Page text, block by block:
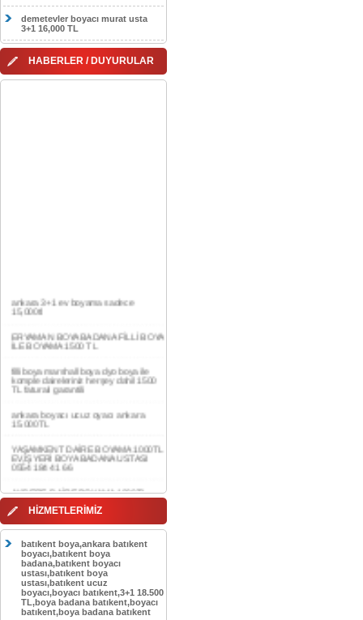
demetevler boyacı murat usta
3+1 16,000 TL
HABERLER / DUYURULAR
ERYAMAN BOYA BADANA FİLLİ BOYA
İLE BOYAMA 1500 TL
filli boya marshall boya dyo boya ile
komple daireleriniz herşey dahil 1500
ankara boyacı ucuz oyacı ankara
15.000TL
YAŞAMKENT DAİRE BOYAMA 1000TL
EV,İŞYERİ BOYA BADANA USTASI
AKDERE DAİRE BOYAMA 1000TL
EV,İŞYERİ BOYA BADANA USTASI
CEBECİ DAİRE BOYAMA 1000TL
EV,İŞYERİ BOYA BADANA USTASI
0554 184 41 66
HASKÖY DAİRE BOYAMA 1000TL
EV,İŞYERİ BOYA BADANA USTASI
0554 184 41 66
GÖLBAŞI DAİRE BOYAMA 1000TL
EV,İŞYERİ BOYA BADANA USTASI
0554 184 41 66
HİZMETLERİMİZ
batıkent boya,ankara batıkent
boyacı,batıkent boya
badana,batıkent boyacı
ustası,batıkent boya
ustası,batıkent ucuz
boyacı,boyacı batıkent,3+1 18.500
TL,boya badana batıkent,boyacı
batıkent,boya badana batıkent